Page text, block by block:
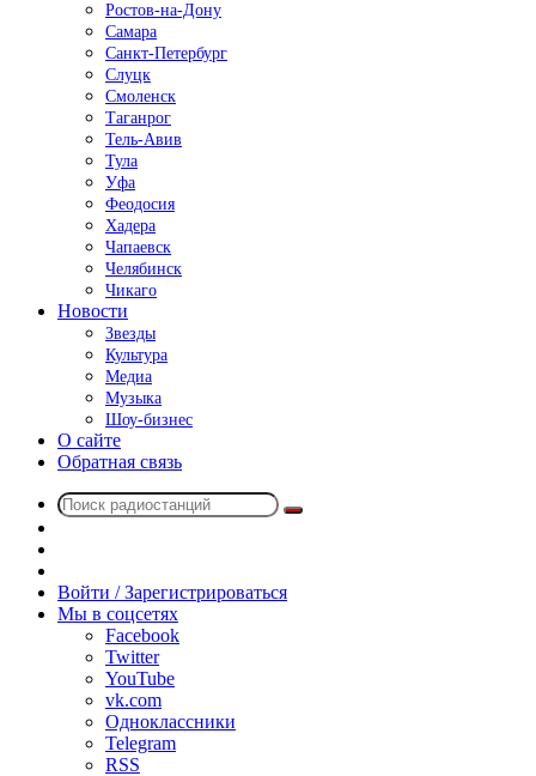
Ростов-на-Дону
Самара
Санкт-Петербург
Слуцк
Смоленск
Таганрог
Тель-Авив
Тула
Уфа
Феодосия
Хадера
Чапаевск
Челябинск
Чикаго
Новости
Звезды
Культура
Медиа
Музыка
Шоу-бизнес
О сайте
Обратная связь
Поиск
радио
Войти / Зарегистрироваться
Мы в соцсетях
Facebook
Twitter
YouTube
vk.com
Одноклассники
Telegram
RSS